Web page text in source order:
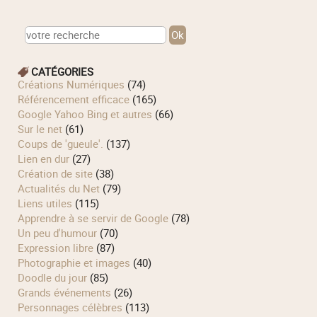
CATÉGORIES
Créations Numériques (74)
Référencement efficace(165)
Google Yahoo Bing et autres (66)
Sur le net(61)
Coups de 'gueule'. (137)
Lien en dur(27)
Création de site(38)
Actualités du Net(79)
Liens utiles (115)
Apprendre à se servir de Google(78)
Un peu d'humour(70)
Expression libre(87)
Photographie et images (40)
Doodle du jour(85)
Grands événements (26)
Personnages célèbres (113)